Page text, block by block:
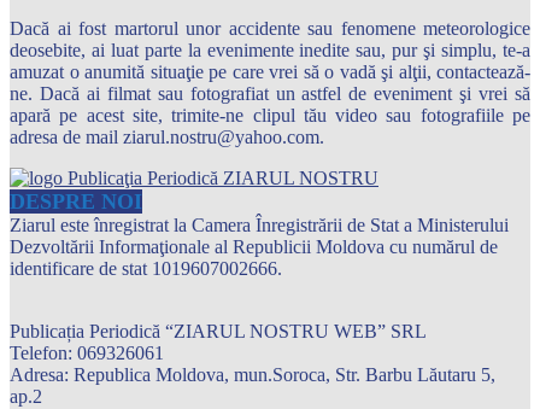
Dacă ai fost martorul unor accidente sau fenomene meteorologice
deosebite, ai luat parte la evenimente inedite sau, pur şi simplu, te-a
amuzat o anumită situaţie pe care vrei să o vadă şi alţii, contactează-
ne. Dacă ai filmat sau fotografiat un astfel de eveniment şi vrei să
apară pe acest site, trimite-ne clipul tău video sau fotografiile pe
adresa de mail ziarul.nostru@yahoo.com.
DESPRE NOI
Ziarul este înregistrat la Camera Înregistrării de Stat a Ministerului
Dezvoltării Informaţionale al Republicii Moldova cu numărul de
identificare de stat 1019607002666.
Publicația Periodică “ZIARUL NOSTRU WEB” SRL
Telefon: 069326061
Adresa: Republica Moldova, mun.Soroca, Str. Barbu Lăutaru 5,
ap.2